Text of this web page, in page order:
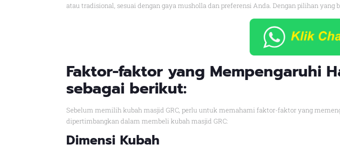
atau tradisional, sesuai dengan gaya musholla dan preferensi Anda. Dengan pilihan
Faktor-faktor yang Mempengaruhi
sebagai berikut:
Sebelum memilih kubah masjid GRC, perlu untuk memahami faktor-faktor yang
dipertimbangkan dalam membeli kubah masjid GRC:
Dimensi Kubah